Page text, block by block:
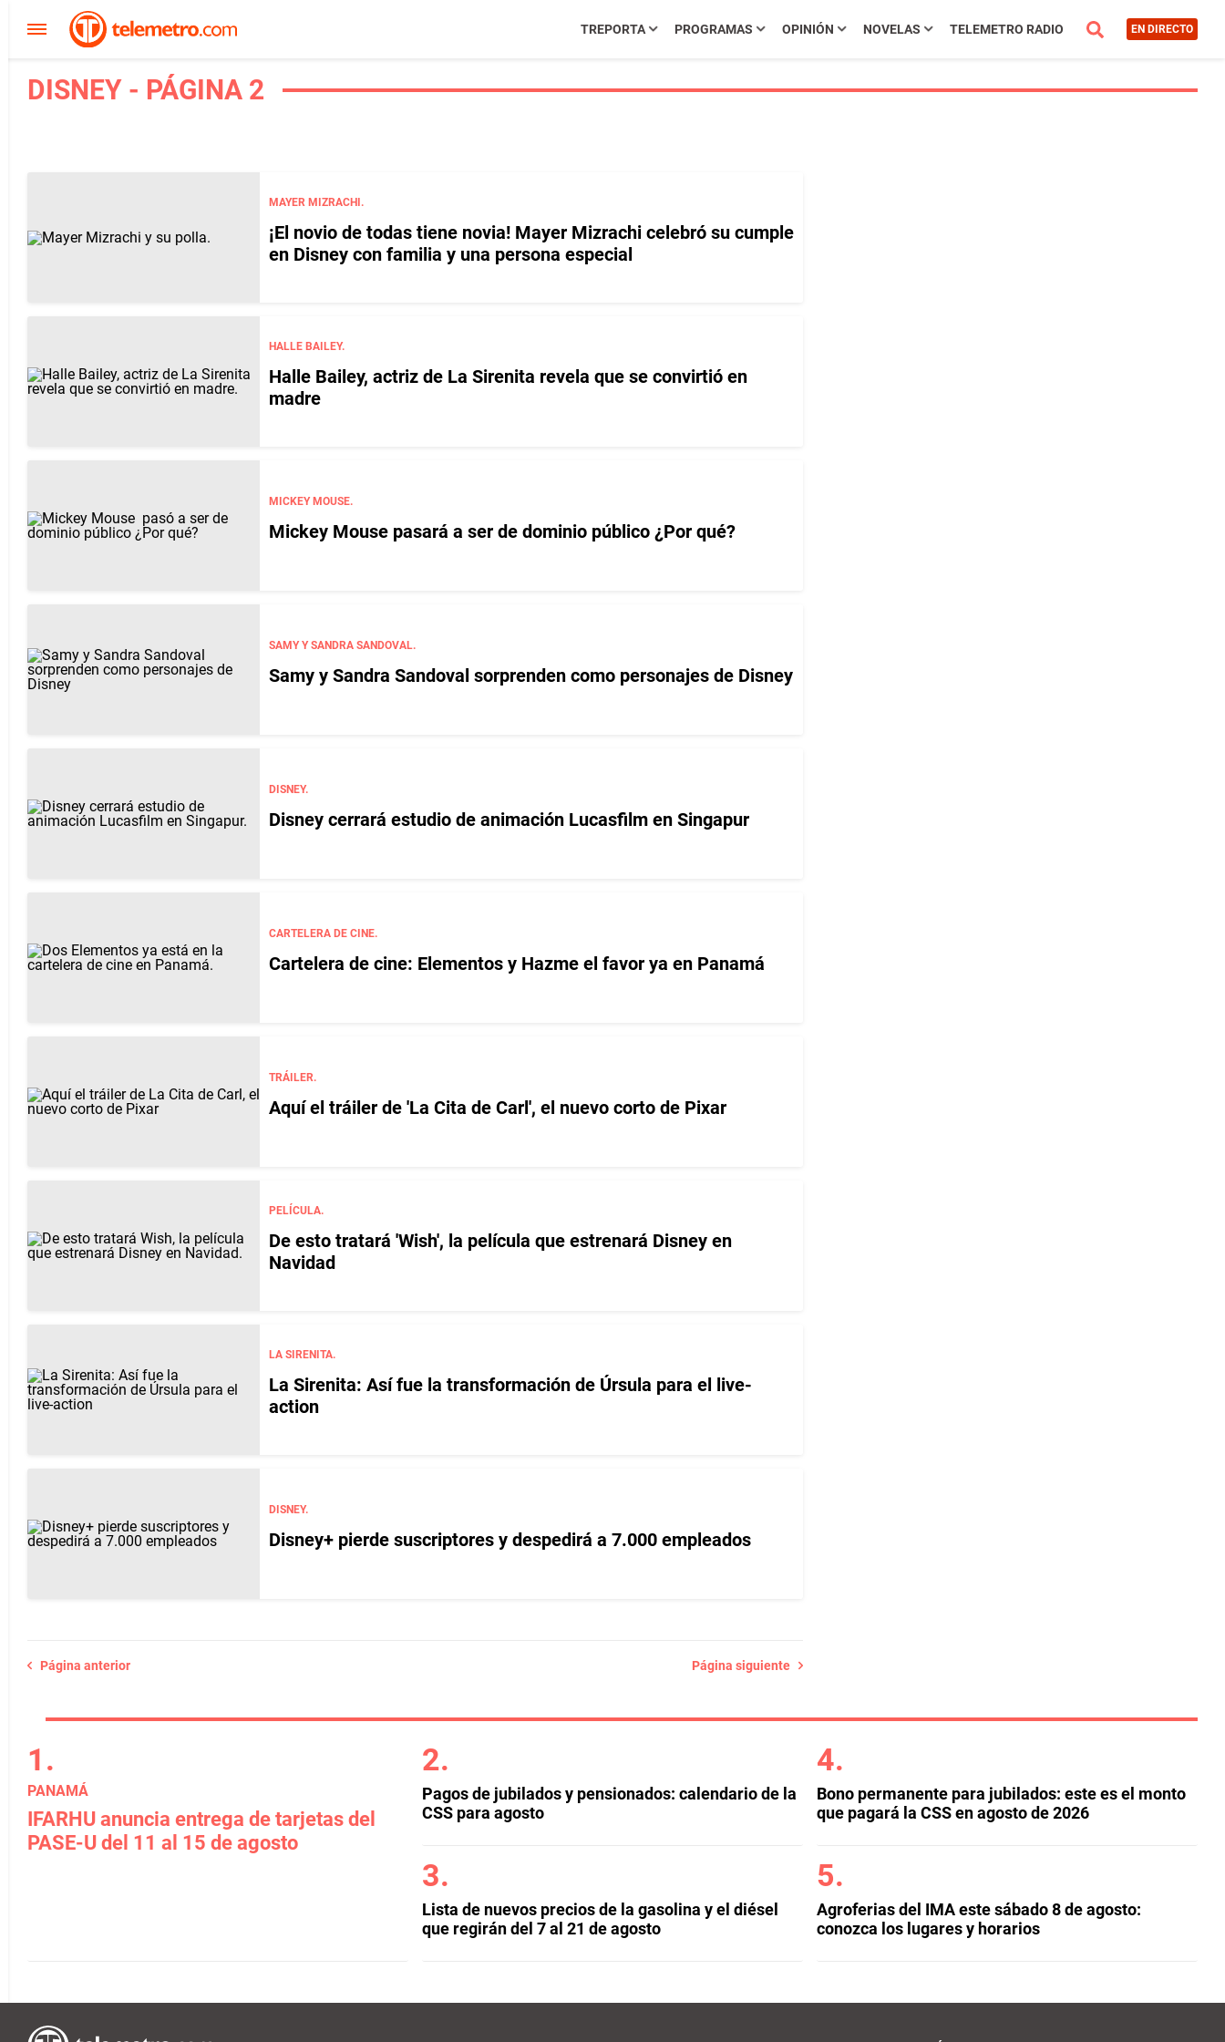
TREPORTA PROGRAMAS OPINIÓN NOVELAS TELEMETRO RADIO EN DIRECTO
DISNEY - PÁGINA 2
MAYER MIZRACHI.
¡El novio de todas tiene novia! Mayer Mizrachi celebró su cumple
en Disney con familia y una persona especial
HALLE BAILEY.
Halle Bailey, actriz de La Sirenita revela que se convirtió en
madre
MICKEY MOUSE.
Mickey Mouse pasará a ser de dominio público ¿Por qué?
SAMY Y SANDRA SANDOVAL.
Samy y Sandra Sandoval sorprenden como personajes de Disney
DISNEY.
Disney cerrará estudio de animación Lucasfilm en Singapur
CARTELERA DE CINE.
Cartelera de cine: Elementos y Hazme el favor ya en Panamá
TRÁILER.
Aquí el tráiler de 'La Cita de Carl', el nuevo corto de Pixar
PELÍCULA.
De esto tratará 'Wish', la película que estrenará Disney en
Navidad
LA SIRENITA.
La Sirenita: Así fue la transformación de Úrsula para el live-
action
DISNEY.
Disney+ pierde suscriptores y despedirá a 7.000 empleados
Página anterior Página siguiente
PANAMÁ
IFARHU anuncia entrega de tarjetas del
PASE-U del 11 al 15 de agosto
Pagos de jubilados y pensionados: calendario de la
CSS para agosto
Lista de nuevos precios de la gasolina y el diésel
que regirán del 7 al 21 de agosto
Bono permanente para jubilados: este es el monto
que pagará la CSS en agosto de 2026
Agroferias del IMA este sábado 8 de agosto:
conozca los lugares y horarios